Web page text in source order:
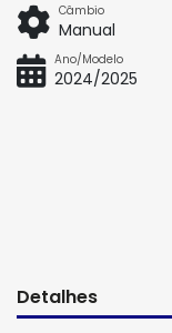
Câmbio
Manual
Ano/Modelo
2024/2025
Detalhes